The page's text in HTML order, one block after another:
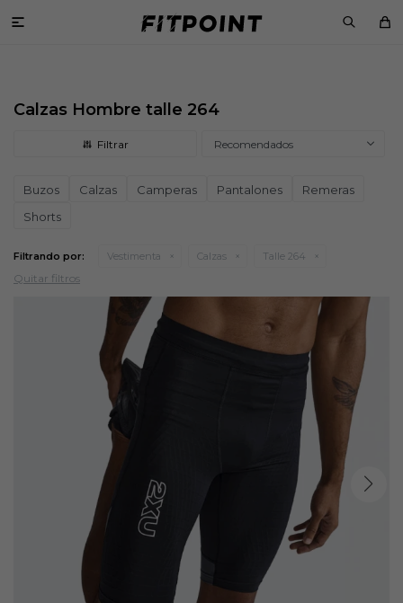

Calzas Hombre talle 264
Recomendados
Buzos Calzas Camperas Pantalones
Remeras
Shorts
Filtrando por: Vestimenta Calzas Talle 264
Quitar filtros